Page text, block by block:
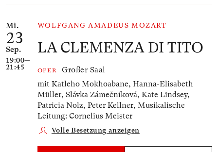
Mi.
23
Sep.
19:00—
21:45
WOLFGANG AMADEUS MOZART
LA CLEMENZA DI TITO
OPER
Großer Saal
mit Katleho Mokhoabane, Hanna-Elisabeth
Müller, Slávka Zámečníková, Kate Lindsey,
Patricia Nolz, Peter Kellner, Musikalische
Leitung: Cornelius Meister
Volle Besetzung anzeigen